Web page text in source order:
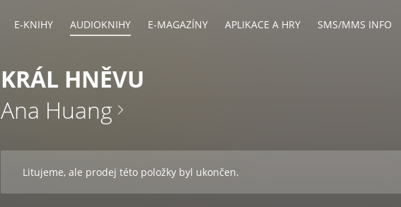
E-KNIHY AUDIOKNIHY E-MAGAZÍNY APLIKACE A HRY SMS/MMS INFO
KRÁL HNĚVU
Ana Huang
Litujeme, ale prodej této položky byl ukončen.